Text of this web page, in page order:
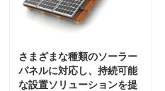
家
さまざまな種類のソーラー
パネルに対応し、持続可能
な設置ソリューションを提